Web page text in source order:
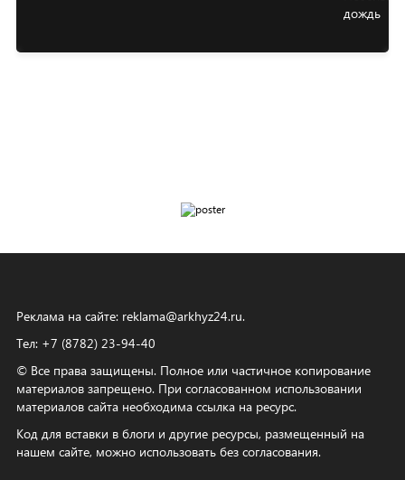
Реклама на сайте: reklama@arkhyz24.ru.
Тел: +7 (8782) 23‑94‑40
© Все права защищены. Полное или частичное копирование
материалов запрещено. При согласованном использовании
материалов сайта необходима ссылка на ресурс.
Код для вставки в блоги и другие ресурсы, размещенный на
нашем сайте, можно использовать без согласования.